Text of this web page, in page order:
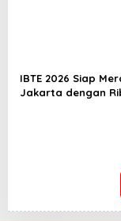
IBTE 2026 Siap
Jakarta dengan